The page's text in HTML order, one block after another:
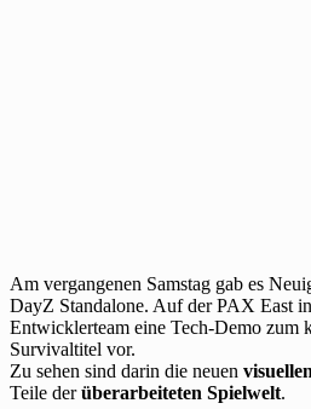
Am vergangenen Samstag gab es
DayZ Standalone. Auf der PAX East
Entwicklerteam eine Tech-Demo zum
Survivaltitel vor.
Zu sehen sind darin die neuen
Teile derüberarbeiteten Spielwelt.